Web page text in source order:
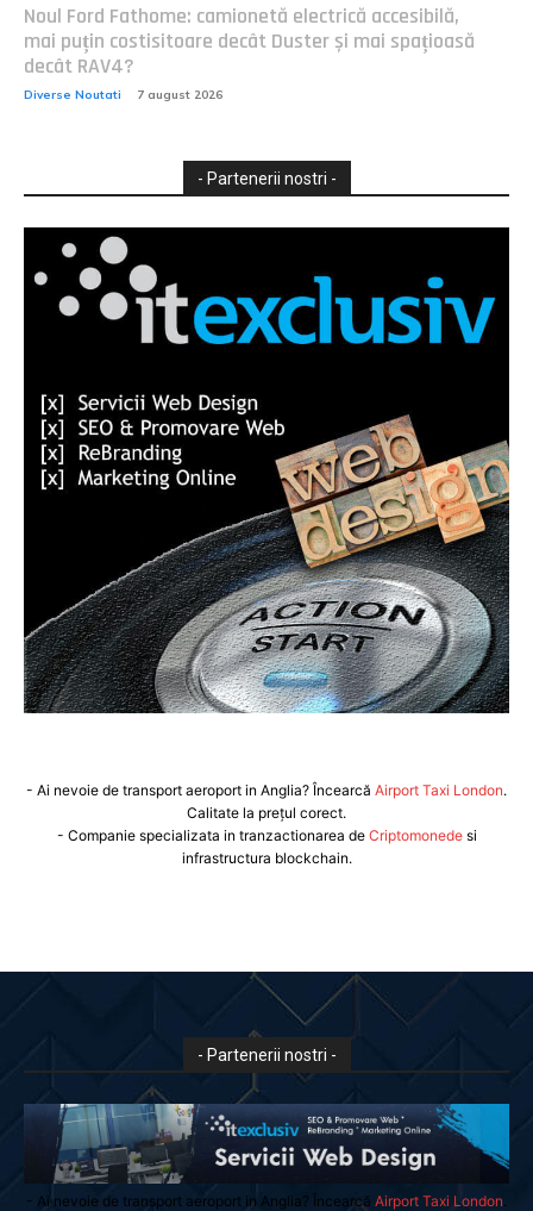
Noul Ford Fathome: camionetă electrică accesibilă,
mai puțin costisitoare decât Duster și mai spațioasă
decât RAV4?
Diverse Noutati 7 august 2026
- Partenerii nostri -
- Ai nevoie de transport aeroport in Anglia? Încearcă Airport Taxi London.
Calitate la prețul corect.
- Companie specializata in tranzactionarea de Criptomonedesi
infrastructura blockchain.
- Partenerii nostri -
- Ai nevoie de transport aeroport in Anglia? Încearcă Airport Taxi London